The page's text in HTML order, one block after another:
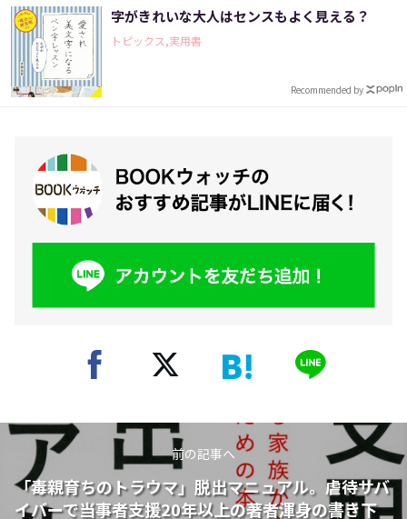
字がきれいな大人はセンスもよく見える？
トピックス,実用書
Recommended by
前の記事へ
「毒親育ちのトラウマ」脱出マニュアル。虐待サバ
イバーで当事者支援20年以上の著者渾身の書き下